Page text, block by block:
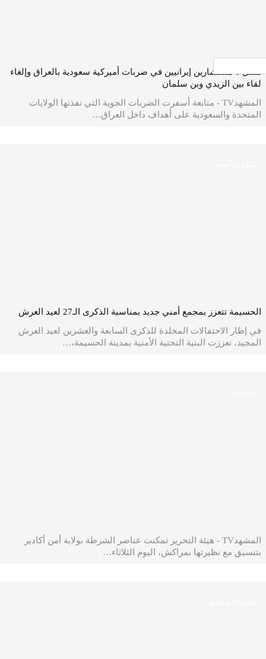
مقتل 6 مستشارين إيرانيين في ضربات أميركية سعودية بالعراق وإلغاء
لقاء بين الزيدي وبن سلمان
المشهدTV - متابعة أسفرت الضربات الجوية التي نفذتها الولايات
المتحدة والسعودية على أهداف داخل العراق…
الحسيمة تتعزز بمجمع أمني جديد بمناسبة الذكرى الـ27 لعيد العرش
في إطار الاحتفالات المخلدة للذكرى السابعة والعشرين لعيد العرش
المجيد، تعززت البنية التحتية الأمنية بمدينة الحسيمة،…
المشهدTV - هيئة التحرير تمكنت عناصر الشرطة بولاية أمن أكادير
بتنسيق مع نظيرتها بمراكش، اليوم الثلاثاء…